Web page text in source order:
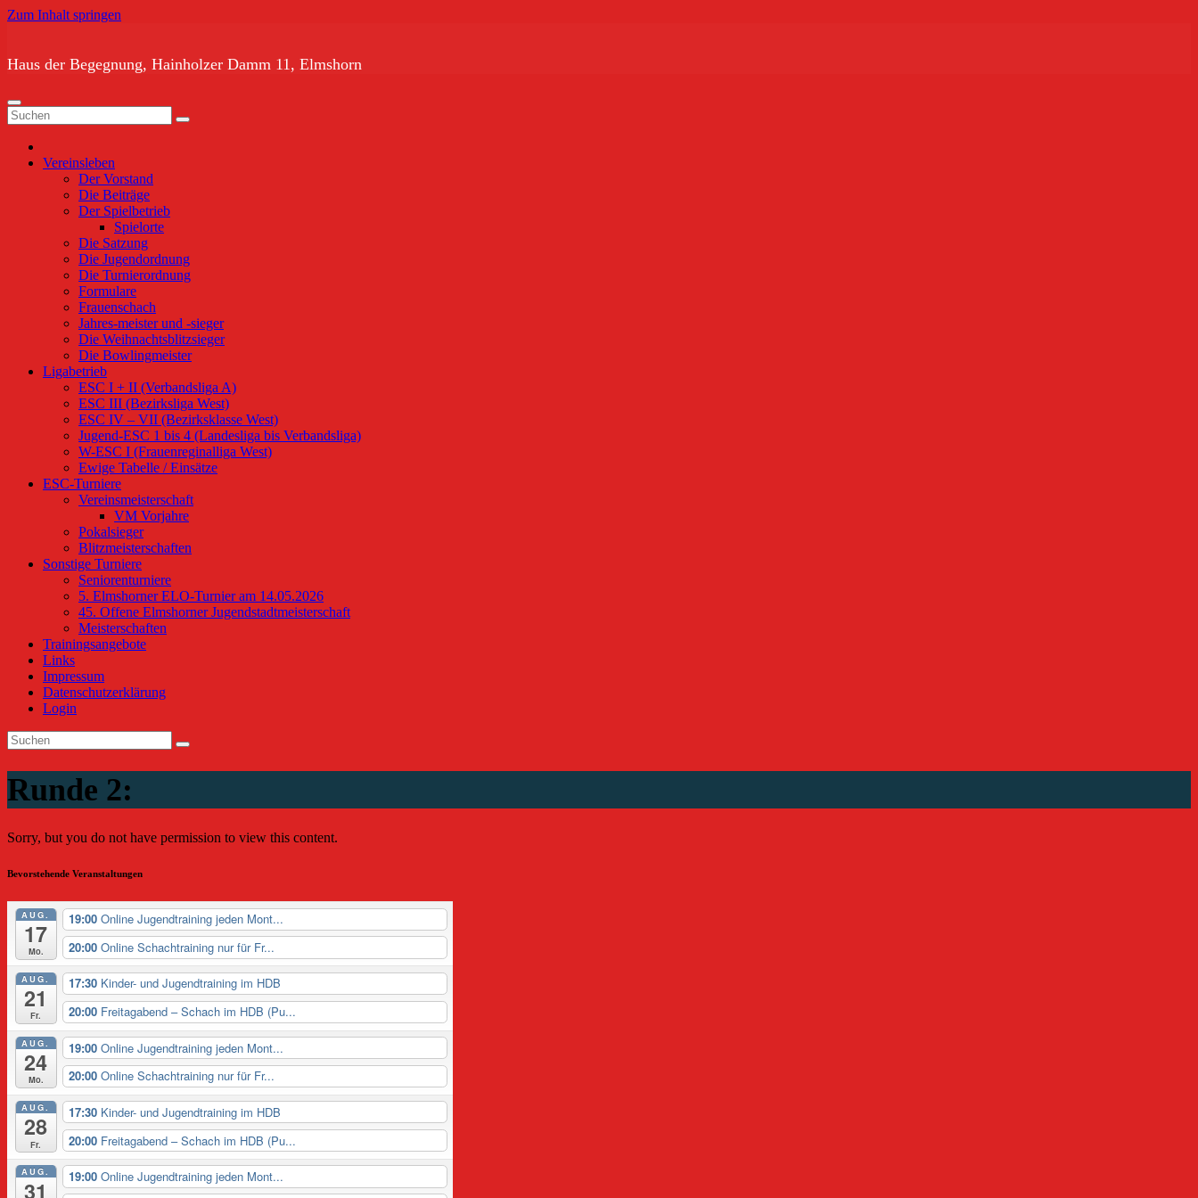
Zum Inhalt springen
Haus der Begegnung, Hainholzer Damm 11, Elmshorn
Vereinsleben
Der Vorstand
Die Beiträge
Der Spielbetrieb
Spielorte
Die Satzung
Die Jugendordnung
Die Turnierordnung
Formulare
Frauenschach
Jahres-meister und -sieger
Die Weihnachtsblitzsieger
Die Bowlingmeister
Ligabetrieb
ESC I + II (Verbandsliga A)
ESC III (Bezirksliga West)
ESC IV – VII (Bezirksklasse West)
Jugend-ESC 1 bis 4 (Landesliga bis Verbandsliga)
W-ESC I (Frauenreginalliga West)
Ewige Tabelle / Einsätze
ESC-Turniere
Vereinsmeisterschaft
VM Vorjahre
Pokalsieger
Blitzmeisterschaften
Sonstige Turniere
Seniorenturniere
5. Elmshorner ELO-Turnier am 14.05.2026
45. Offene Elmshorner Jugendstadtmeisterschaft
Meisterschaften
Trainingsangebote
Links
Impressum
Datenschutzerklärung
Login
Runde 2:
Sorry, but you do not have permission to view this content.
Bevorstehende Veranstaltungen
AUG.
17
Mo.
19:00 Online Jugendtraining jeden Mont...
20:00 Online Schachtraining nur für Fr...
AUG.
21
Fr.
17:30 Kinder- und Jugendtraining im HDB
20:00 Freitagabend – Schach im HDB (Pu...
AUG.
24
Mo.
19:00 Online Jugendtraining jeden Mont...
20:00 Online Schachtraining nur für Fr...
AUG.
28
Fr.
17:30 Kinder- und Jugendtraining im HDB
20:00 Freitagabend – Schach im HDB (Pu...
AUG.
31
19:00 Online Jugendtraining jeden Mont...